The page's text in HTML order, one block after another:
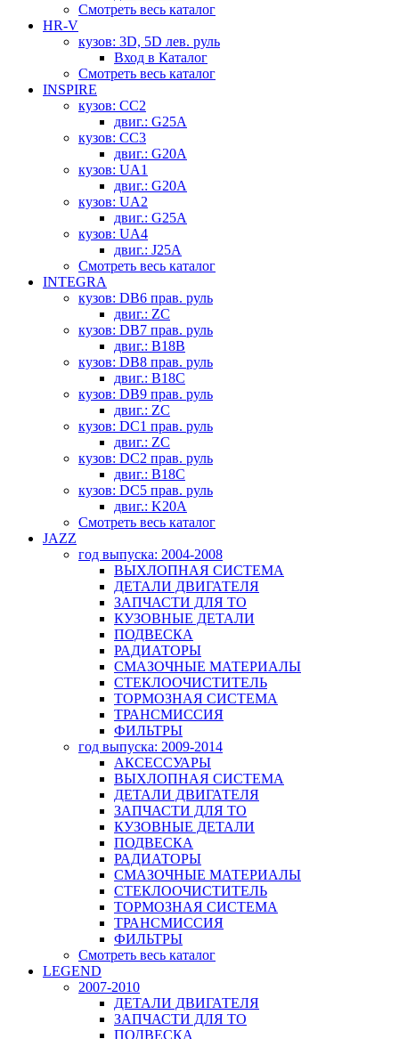
Смотреть весь каталог
HR-V
кузов: 3D, 5D лев. руль
Вход в Каталог
Смотреть весь каталог
INSPIRE
кузов: CC2
двиг.: G25A
кузов: CC3
двиг.: G20A
кузов: UA1
двиг.: G20A
кузов: UA2
двиг.: G25A
кузов: UA4
двиг.: J25A
Смотреть весь каталог
INTEGRA
кузов: DB6 прав. руль
двиг.: ZC
кузов: DB7 прав. руль
двиг.: B18B
кузов: DB8 прав. руль
двиг.: B18C
кузов: DB9 прав. руль
двиг.: ZC
кузов: DC1 прав. руль
двиг.: ZC
кузов: DC2 прав. руль
двиг.: B18C
кузов: DC5 прав. руль
двиг.: K20A
Смотреть весь каталог
JAZZ
год выпуска: 2004-2008
ВЫХЛОПНАЯ СИСТЕМА
ДЕТАЛИ ДВИГАТЕЛЯ
ЗАПЧАСТИ ДЛЯ ТО
КУЗОВНЫЕ ДЕТАЛИ
ПОДВЕСКА
РАДИАТОРЫ
СМАЗОЧНЫЕ МАТЕРИАЛЫ
СТЕКЛООЧИСТИТЕЛЬ
ТОРМОЗНАЯ СИСТЕМА
ТРАНСМИССИЯ
ФИЛЬТРЫ
год выпуска: 2009-2014
АКСЕССУАРЫ
ВЫХЛОПНАЯ СИСТЕМА
ДЕТАЛИ ДВИГАТЕЛЯ
ЗАПЧАСТИ ДЛЯ ТО
КУЗОВНЫЕ ДЕТАЛИ
ПОДВЕСКА
РАДИАТОРЫ
СМАЗОЧНЫЕ МАТЕРИАЛЫ
СТЕКЛООЧИСТИТЕЛЬ
ТОРМОЗНАЯ СИСТЕМА
ТРАНСМИССИЯ
ФИЛЬТРЫ
Смотреть весь каталог
LEGEND
2007-2010
ДЕТАЛИ ДВИГАТЕЛЯ
ЗАПЧАСТИ ДЛЯ ТО
ПОДВЕСКА